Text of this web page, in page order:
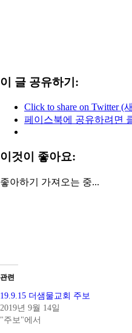
이 글 공유하기:
Click to share on Twitter (
페이스북에 공유하려면
이것이 좋아요:
좋아하기 가져오는 중...
관련
19.9.15 더샘물교회 주보
2019년 9월 14일
"주보"에서